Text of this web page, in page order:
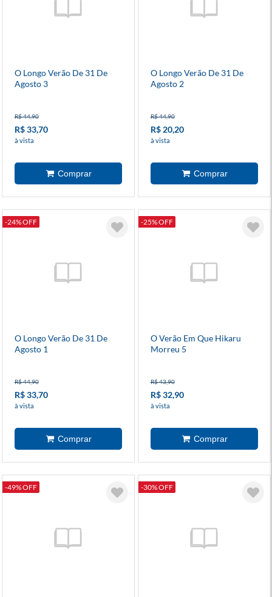
O Longo Verão De 31 De
Agosto 3
R$ 44,90
R$ 33,70
à vista
O Longo Verão De 31 De
Agosto 2
R$ 44,90
R$ 20,20
à vista
-24% OFF
O Longo Verão De 31 De
Agosto 1
R$ 44,90
R$ 33,70
à vista
-25% OFF
O Verão Em Que Hikaru
Morreu 5
R$ 43,90
R$ 32,90
à vista
-49% OFF -30% OFF